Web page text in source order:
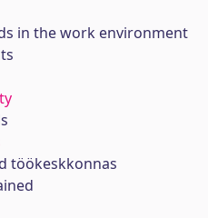
in the work environment
töökeskkonnas